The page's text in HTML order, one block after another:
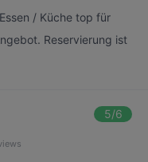
/ Küche top für
Reservierung ist
5/6